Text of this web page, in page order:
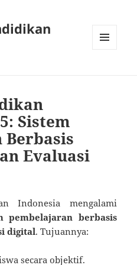
Sistem
Evaluasi
Indonesia mengalami
pembelajaran berbasis
digital. Tujuannya:
secara objektif.